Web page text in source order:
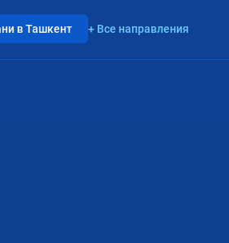
в Ташкент + Все направления